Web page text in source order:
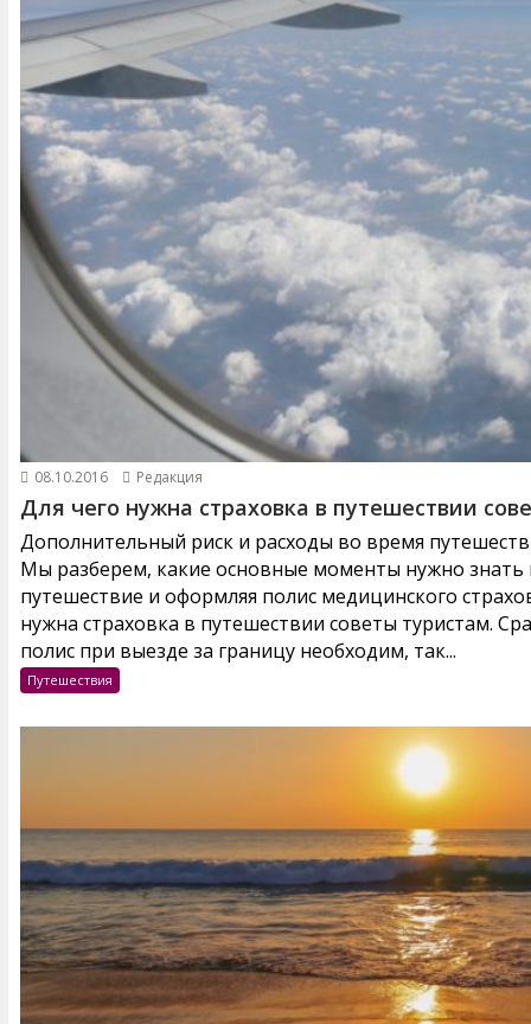
08.10.2016 Редакция
Для чего нужна страховка в путешествии
Дополнительный риск и расходы во время
Мы разберем, какие основные моменты нужно знать
путешествие и оформляя полис медицинского
нужна страховка в путешествии советы туристам.
полис при выезде за границу необходим, так...
Путешествия